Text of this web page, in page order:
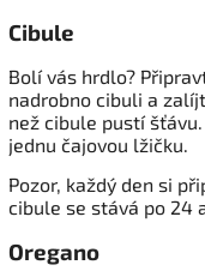
Cibule
Bolí vás hrdlo?
nadrobno cibuli a
než cibule pustí
jednu čajovou lžičku.
Pozor, každý den si
cibule se stává po 24
Oregano